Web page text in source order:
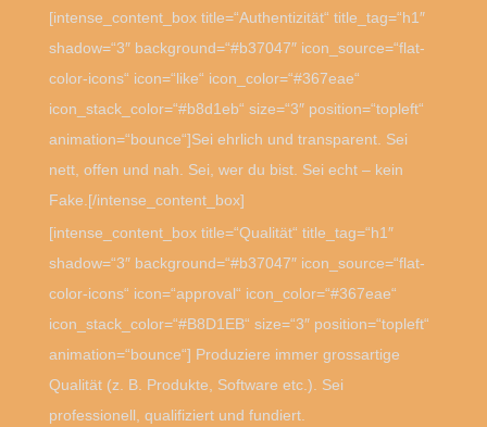
[intense_content_box title=“Authentizität“ title_tag=“h1″
shadow=“3″ background=“#b37047″ icon_source=“flat-
color-icons“ icon=“like“ icon_color=“#367eae“
icon_stack_color=“#b8d1eb“ size=“3″ position=“topleft“
animation=“bounce“]Sei ehrlich und transparent. Sei
nett, offen und nah. Sei, wer du bist. Sei echt – kein
Fake.[/intense_content_box]
[intense_content_box title=“Qualität“ title_tag=“h1″
shadow=“3″ background=“#b37047″ icon_source=“flat-
color-icons“ icon=“approval“ icon_color=“#367eae“
icon_stack_color=“#B8D1EB“ size=“3″ position=“topleft“
animation=“bounce“] Produziere immer grossartige
Qualität (z. B. Produkte, Software etc.). Sei
professionell, qualifiziert und fundiert.